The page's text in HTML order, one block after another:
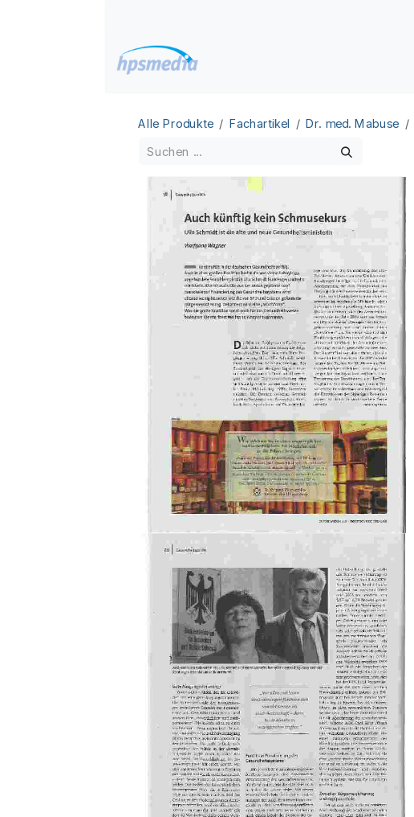
Alle Produkte Fachartikel Dr. med. Mabuse